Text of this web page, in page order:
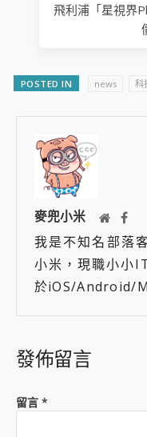
飛利浦「星視界
POSTED IN news 科
麥兜小米
我是不知名部落
小米，現職小小
於iOS/Android/
發佈留言
留言 *